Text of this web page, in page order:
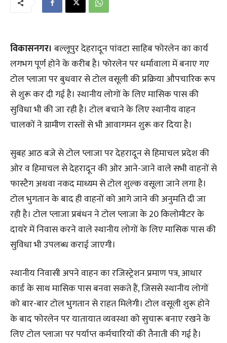
विकासनगर। बल्लूपुर देहरादून पांवटा साहिब फोरलेन का कार्य
लगभग पूर्ण होने के करीब है। फोरलेन पर धर्मावाला में बनाए गए
टोल प्लाजा पर बुधवार से टोल वसूली की प्रक्रिया औपचारिक रूप
से शुरू कर दी गई है। स्थानीय लोगों के लिए मासिक पास की
सुविधा भी की जा रही है। टोल बचाने के लिए स्थानीय वाहन
चालकों ने ग्रामीण रास्तों से भी आवागमन शुरू कर दिया है।
सुबह आठ बजे से टोल प्लाजा पर देहरादून से हिमाचल प्रदेश की
ओर व हिमाचल से देहरादून की ओर आने-जाने वाले सभी वाहनों से
फास्टैग अथवा नकद माध्यम से टोल शुल्क वसूला जाने लगा है।
टोल भुगतान के बाद ही वाहनों को आगे जाने की अनुमति दी जा
रही है। टोल प्लाजा प्रबंधन ने टोल प्लाजा के 20 किलोमीटर के
दायरे में निवास करने वाले स्थानीय लोगों के लिए मासिक पास की
सुविधा भी उपलब्ध कराई जाएगी।
स्थानीय निवासी अपने वाहन का रजिस्ट्रेशन प्रमाण पत्र, आधार
कार्ड के साथ मासिक पास बनवा सकते हैं, जिससे स्थानीय लोगों
को बार-बार टोल भुगतान से राहत मिलेगी। टोल वसूली शुरू होने
के बाद फोरलेन पर यातायात व्यवस्था को सुचारू बनाए रखने के
लिए टोल प्लाजा पर पर्याप्त कर्मचारियों की तैनाती की गई है।